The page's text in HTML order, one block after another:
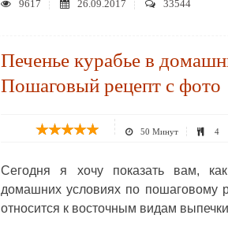
9617 26.09.2017 33544
Печенье курабье в
Пошаговый рецепт с фото
50 Минут 4
Сегодня я хочу показать вам,
домашних условиях по пошаговому
относится к восточным видам